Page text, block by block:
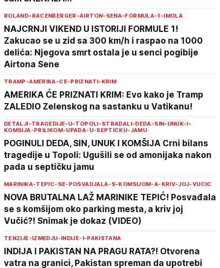
ROLAND-RACENBERGER-AIRTON-SENA-FORMULA-1-IMOLA
NAJCRNJI VIKEND U ISTORIJI FORMULE 1!
Zakucao se u zid sa 300 km/h i raspao na 1000
delića: Njegova smrt ostala je u senci pogibije
Airtona Sene
TRAMP-AMERIKA-CE-PRIZNATI-KRIM
AMERIKA ĆE PRIZNATI KRIM: Evo kako je Tramp
ZALEDIO Zelenskog na sastanku u Vatikanu!
DETALJI-TRAGEDIJE-U-TOPOLI-STRADALI-DEDA-SIN-UNUK-I-
KOMSIJA-PRILIKOM-UPADA-U-SEPTICKU-JAMU
POGINULI DEDA, SIN, UNUK I KOMŠIJA Crni bilans
tragedije u Topoli: Ugušili se od amonijaka nakon
pada u septičku jamu
MARINIKA-TEPIC-SE-POSVADJALA-S-KOMSIJOM-A-KRIV-JOJ-VUCIC
NOVA BRUTALNA LAŽ MARINIKE TEPIĆ! Posvađala
se s komšijom oko parking mesta, a kriv joj
Vučić?! Snimak je dokaz (VIDEO)
TENZIJE-IZMEDJU-INDIJE-I-PAKISTANA
INDIJA I PAKISTAN NA PRAGU RATA?! Otvorena
vatra na granici, Pakistan spreman da upotrebi